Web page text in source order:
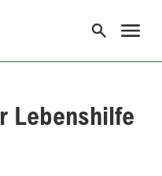
Lebenshilfe